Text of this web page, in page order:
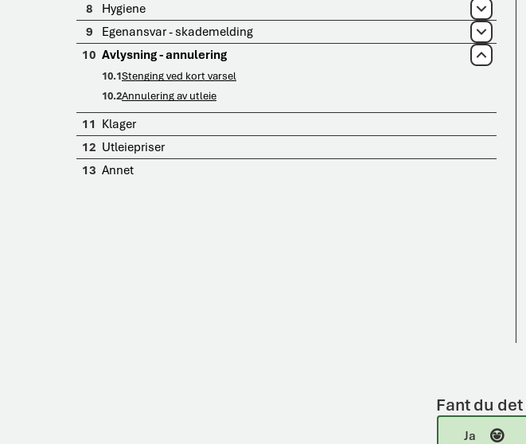
8
Hygiene Åpne
9 Egenansvar - skademelding Åpne
10 Avlysning - annulering Lukk
10.1Stenging ved kort varsel
10.2Annulering av utleie
11 Klager
12 Utleiepriser
13 Annet
Fant du
Ja